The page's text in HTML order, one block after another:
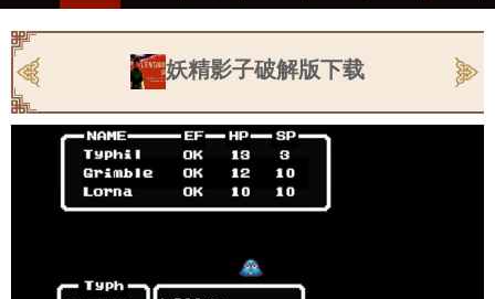
冒险 棋牌 赛车 音乐 恋爱 单机 大全
妖精影子破解版下载